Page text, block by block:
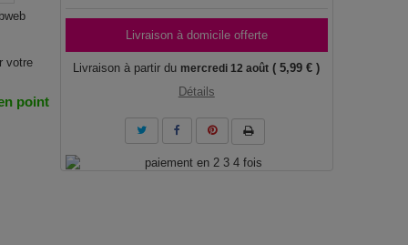
votre
point
Livraison à domicile offerte
Livraison à partir du mercredi 12 août ( 5,99 € )
Détails